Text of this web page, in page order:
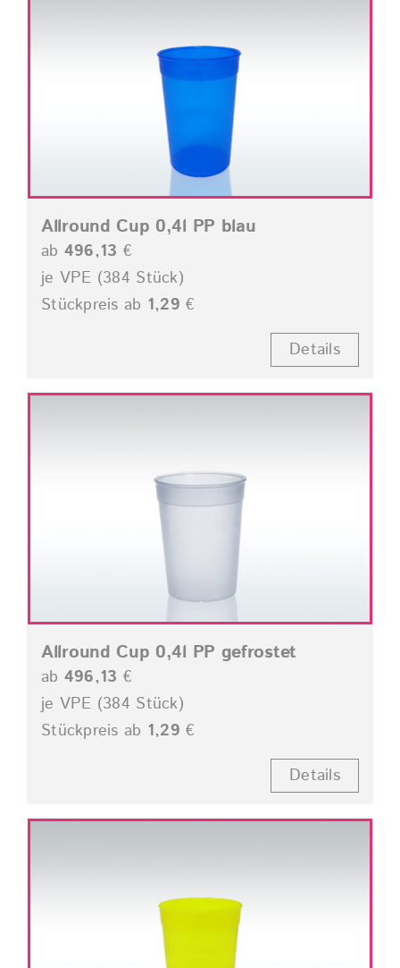
Allround Cup 0,4l PP blau
ab 496,13 €
je VPE (384 Stück)
Stückpreis ab 1,29 €
Details
Allround Cup 0,4l PP gefrostet
ab 496,13 €
je VPE (384 Stück)
Stückpreis ab 1,29 €
Details